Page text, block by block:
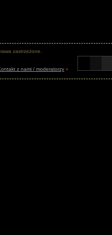
zastrzeżone.
z nami / moderatorzy »